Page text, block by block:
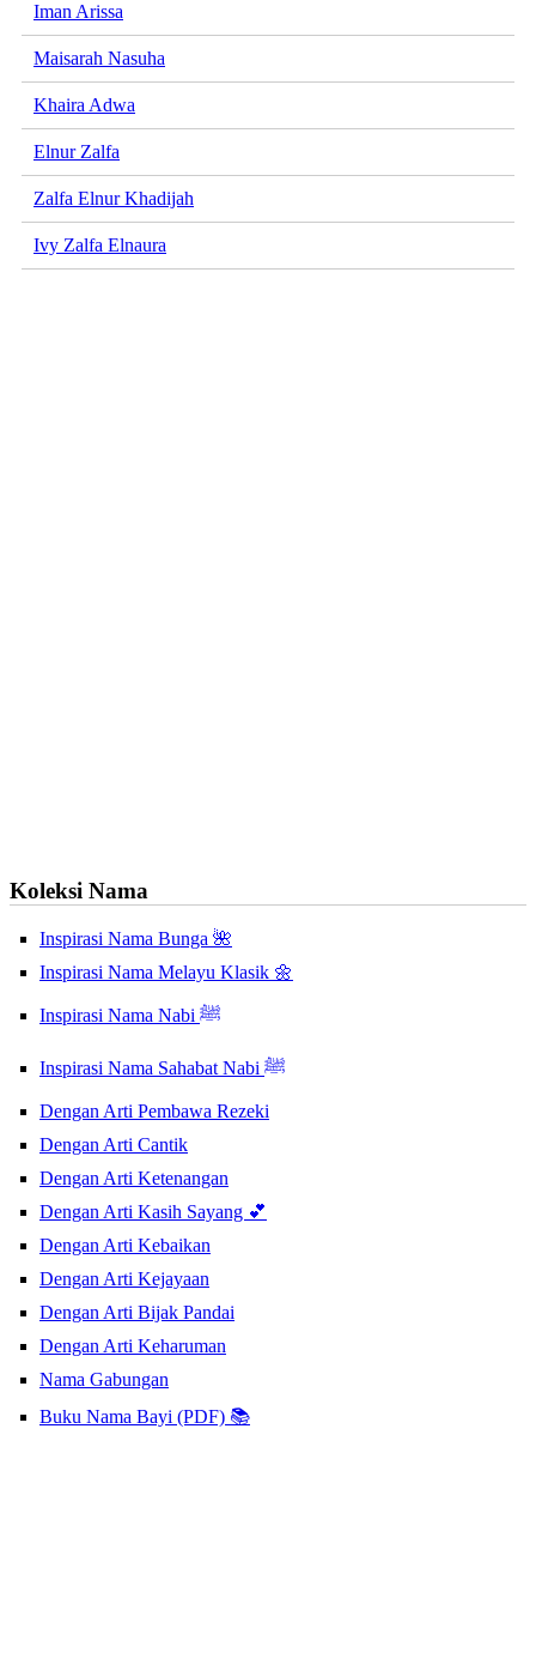
Iman Arissa
Maisarah Nasuha
Khaira Adwa
Elnur Zalfa
Zalfa Elnur Khadijah
Ivy Zalfa Elnaura
Koleksi Nama
Inspirasi Nama Bunga 🌺
Inspirasi Nama Melayu Klasik 🌼
Inspirasi Nama Nabi ﷺ
Inspirasi Nama Sahabat Nabi ﷺ
Dengan Arti Pembawa Rezeki
Dengan Arti Cantik
Dengan Arti Ketenangan
Dengan Arti Kasih Sayang 💕
Dengan Arti Kebaikan
Dengan Arti Kejayaan
Dengan Arti Bijak Pandai
Dengan Arti Keharuman
Nama Gabungan
Buku Nama Bayi (PDF) 📚